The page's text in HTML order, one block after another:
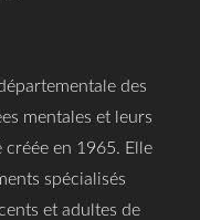
des
mentales et leurs
créée en 1965. Elle
spécialisés
et adultes de